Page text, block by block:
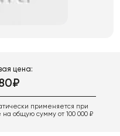
цена:
применяется при
на общую сумму от 100 000 ₽